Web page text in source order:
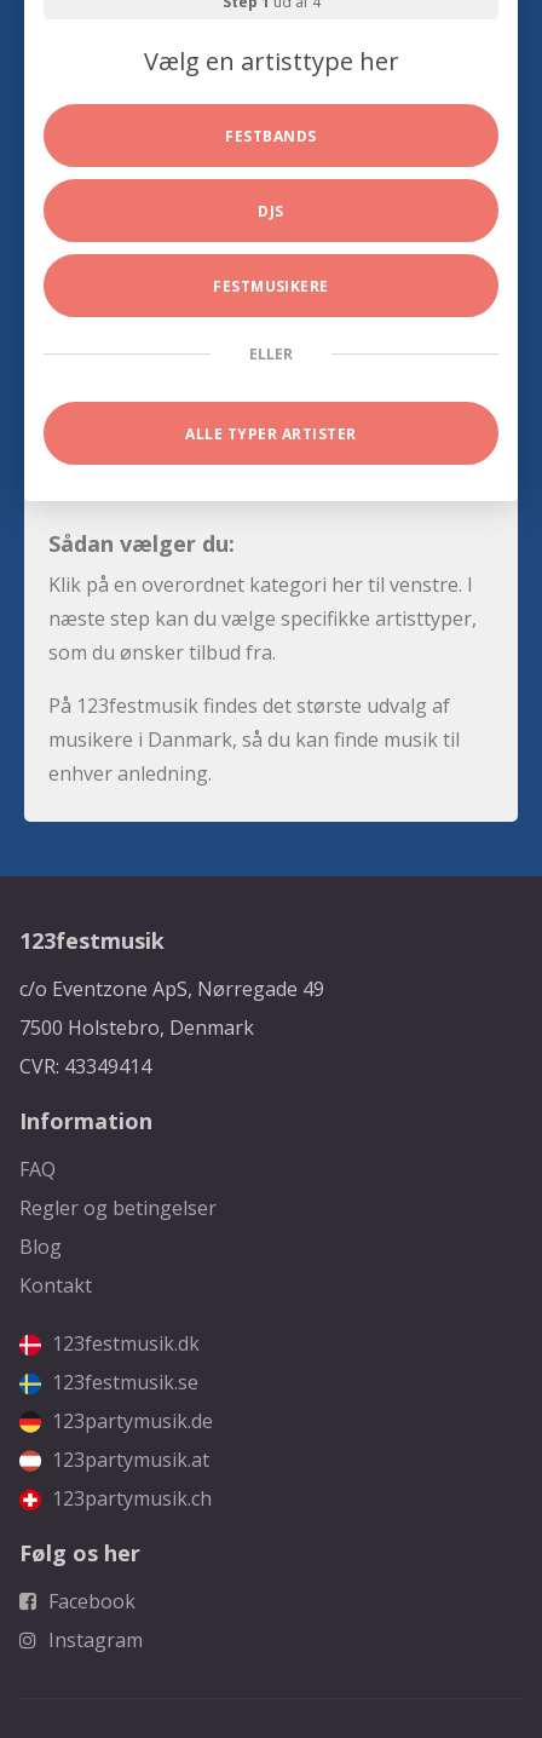
Vælg en artisttype her
FESTBANDS
DJS
FESTMUSIKERE
ELLER
ALLE TYPER ARTISTER
Sådan vælger du:
Klik på en overordnet kategori her til venstre. I
næste step kan du vælge specifikke artisttyper,
som du ønsker tilbud fra.
På 123festmusik findes det største udvalg af
musikere i Danmark, så du kan finde musik til
enhver anledning.
123festmusik
c/o Eventzone ApS, Nørregade 49
7500 Holstebro, Denmark
CVR: 43349414
Information
FAQ
Regler og betingelser
Blog
Kontakt
123festmusik.dk
123festmusik.se
123partymusik.de
123partymusik.at
123partymusik.ch
Følg os her
Facebook
Instagram